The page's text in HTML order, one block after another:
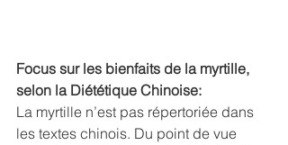
Focus sur les bienfaits de la myrtille,
selon la Diététique Chinoise:
La myrtille n’est pas répertoriée dans
les textes chinois. Du point de vue